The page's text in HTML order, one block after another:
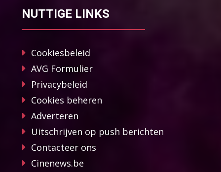
NUTTIGE LINKS
Cookiesbeleid
AVG Formulier
Privacybeleid
Cookies beheren
Adverteren
Uitschrijven op push berichten
Contacteer ons
Cinenews.be